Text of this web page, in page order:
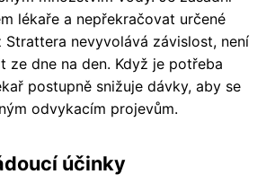
lékaře a nepřekračovat určené
Strattera nevyvolává závislost, není
ze dne na den. Když je potřeba
postupně snižuje dávky, aby se
odvykacím projevům.
účinky